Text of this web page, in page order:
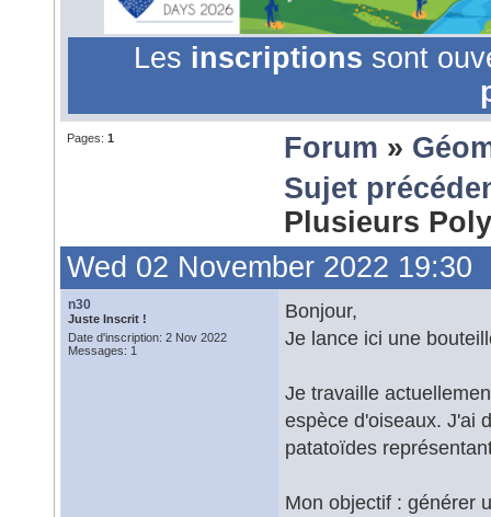
Les inscriptions sont
Pages: 1 Forum »
Sujet
Plusieurs
Wed 02 November 2022 19:30
n30
Juste Inscrit !
Date d'inscription: 2 Nov 2022
Messages: 1
Bonjour,
Je lance ici une
Je travaille
espèce d'oiseaux. J'ai
patatoïdes
Mon objectif : générer